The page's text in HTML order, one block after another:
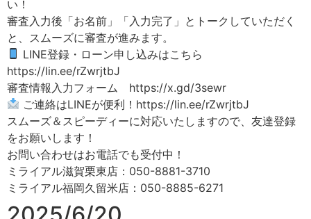
い！
審査入力後「お名前」「入力完了」とトークしていただく
と、スムーズに審査が進みます。
LINE登録・ローン申し込みはこちら
https://lin.ee/rZwrjtbJ
審査情報入力フォーム https://x.gd/3sewr
ご連絡はLINEが便利！https://lin.ee/rZwrjtbJ
スムーズ＆スピーディーに対応いたしますので、友達登録
をお願いします！
お問い合わせはお電話でも受付中！
ミライアル滋賀栗東店：050-8881-3710
ミライアル福岡久留米店：050-8885-6271